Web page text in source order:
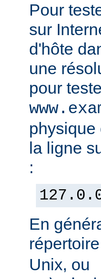
Pour
sur
d'hôte
une
pour
physique
la ligne
:
En
répertoire
Unix, ou